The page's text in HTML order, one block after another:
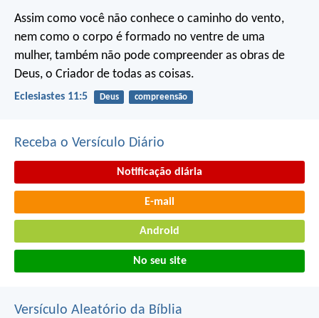
Assim como você não conhece o caminho do vento,
nem como o corpo é formado no ventre de uma
mulher, também não pode compreender as obras de
Deus, o Criador de todas as coisas.
Eclesiastes 11:5 Deus compreensão
Receba o Versículo Diário
Notificação diária
E-mail
Android
No seu site
Versículo Aleatório da Bíblia